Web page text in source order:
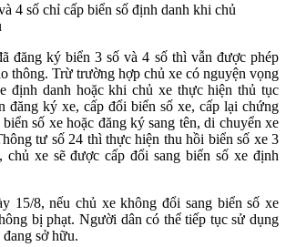
4 số chỉ cấp biển số định danh khi chủ
đăng ký biển 3 số và 4 số thì vẫn được phép
thông. Trừ trường hợp chủ xe có nguyện vọng
định danh hoặc khi chủ xe thực hiện thủ tục
đăng ký xe, cấp đổi biển số xe, cấp lại chứng
số xe hoặc đăng ký sang tên, di chuyển xe
tư số 24 thì thực hiện thu hồi biển số xe 3
chủ xe sẽ được cấp đổi sang biển số xe định
15/8, nếu chủ xe không đổi sang biển số xe
bị phạt. Người dân có thể tiếp tục sử dụng
sở hữu.